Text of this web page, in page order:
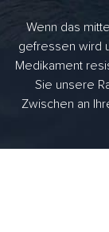
Wenn das
gefressen wird
Medikament
Sie unsere
Zwischen an